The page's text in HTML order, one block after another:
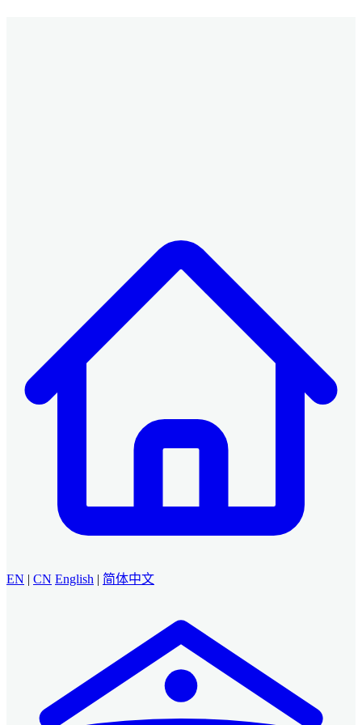
EN | CN English | 简体中文